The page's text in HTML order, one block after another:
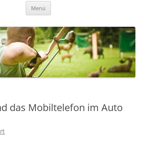
Menü
das Mobiltelefon im Auto